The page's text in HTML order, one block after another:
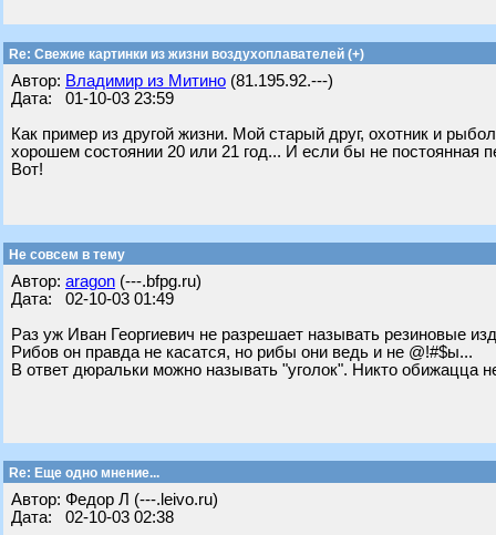
Re: Свежие картинки из жизни воздухоплавателей (+)
Автор: Владимир из Митино (81.195.92.---)
Дата: 01-10-03 23:59
Как пример из другой жизни. Мой старый друг, охотник и
хорошем состоянии 20 или 21 год... И если бы не постоянная
Вот!
Не совсем в тему
Автор: aragon (---.bfpg.ru)
Дата: 02-10-03 01:49
Раз уж Иван Георгиевич не разрешает называть резиновые
Рибов он правда не касатся, но рибы они ведь и не @!#$ы...
В ответ дюральки можно называть "уголок". Никто обижацца
Re: Еще одно мнение...
Автор: Федор Л (---.leivo.ru)
Дата: 02-10-03 02:38